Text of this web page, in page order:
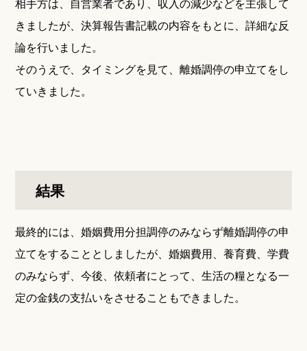
きましたが、決算報告書記載の内容をもとに、詳細な反
論を行いました。
そのうえで、タイミングを見て、離婚調停の申立てをし
ていきました。
結果
最終的には、婚姻費用分担調停のみならず離婚調停の申
立てをすることとしましたが、婚姻費用、養育費、学費
のみならず、今後、依頼者にとって、生活の糧となる一
定の金銭の支払いをさせることもできました。